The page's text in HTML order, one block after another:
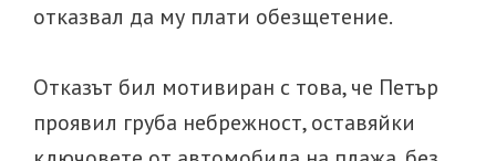
отказвал да му плати обезщетение.
Отказът бил мотивиран с това, че Петър
проявил груба небрежност, оставяйки